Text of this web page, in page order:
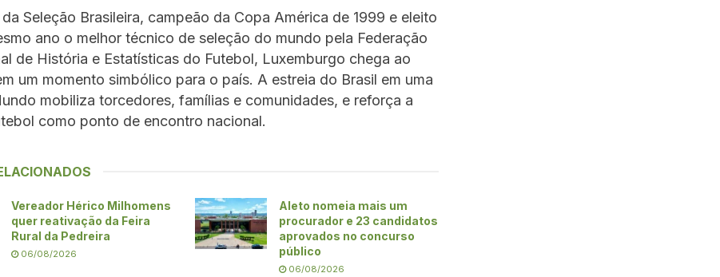
Seleção Brasileira, campeão da Copa América de 1999 e eleito
ano o melhor técnico de seleção do mundo pela Federação
de História e Estatísticas do Futebol, Luxemburgo chega ao
um momento simbólico para o país. A estreia do Brasil em uma
mobiliza torcedores, famílias e comunidades, e reforça a
como ponto de encontro nacional.
Vereador Hérico Milhomens
quer reativação da Feira
Rural da Pedreira
06/08/2026
Aleto nomeia mais um
procurador e 23 candidatos
aprovados no concurso
público
06/08/2026